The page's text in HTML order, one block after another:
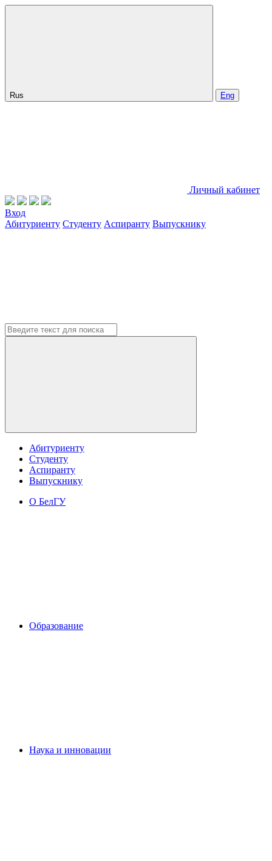
Rus Eng
Личный кабинет
Вход
Абитуриенту Студенту Аспиранту Выпускнику
Абитуриенту
Студенту
Аспиранту
Выпускнику
О БелГУ
Образование
Наука и инновации